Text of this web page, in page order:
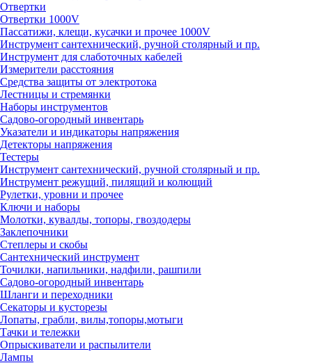
Отвертки
Отвертки 1000V
Пассатижи, клещи, кусачки и прочее 1000V
Инструмент сантехнический, ручной столярный и пр.
Инструмент для слаботочных кабелей
Измерители расстояния
Средства защиты от электротока
Лестницы и стремянки
Наборы инструментов
Садово-огородный инвентарь
Указатели и индикаторы напряжения
Детекторы напряжения
Тестеры
Инструмент сантехнический, ручной столярный и пр.
Инструмент режущий, пилящий и колющий
Рулетки, уровни и прочее
Ключи и наборы
Молотки, кувалды, топоры, гвоздодеры
Заклепочники
Степлеры и скобы
Сантехнический инструмент
Точилки, напильники, надфили, рашпили
Садово-огородный инвентарь
Шланги и переходники
Секаторы и кусторезы
Лопаты, грабли, вилы,топоры,мотыги
Тачки и тележки
Опрыскиватели и распылители
Лампы